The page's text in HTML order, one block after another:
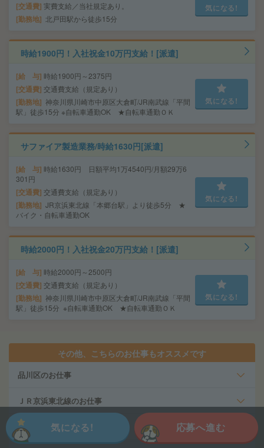
応募へ進む
気になる!
交通費 実費支給／当社規定あり。
勤務地 北戸田駅から徒歩15分
気になる!
時給1900円！入社祝金10万円支給！[派遣]
給 与 時給1900円～2375円
交通費 交通費支給（規定あり）
勤務地 神奈川県川崎市中原区大倉町/JR南武線「平間
駅」徒歩15分 ※自転車通勤OK ★自転車通勤ＯＫ
気になる!
サファイア製造業務/時給1630円[派遣]
給 与 時給1630円 日額平均1万4540円/月額29万6
301円
交通費 交通費支給（規定あり）
勤務地 JR京浜東北線「本郷台駅」より徒歩5分 ★
バイク・自転車通勤OK
気になる!
時給2000円！入社祝金20万円支給！[派遣]
給 与 時給2000円～2500円
交通費 交通費支給（規定あり）
勤務地 神奈川県川崎市中原区大倉町/JR南武線「平間
駅」徒歩15分 ※自転車通勤OK ★自転車通勤ＯＫ
気になる!
その他、こちらのお仕事もオススメです
品川区のお仕事
ＪＲ京浜東北線のお仕事
大森(東京都)駅のお仕事